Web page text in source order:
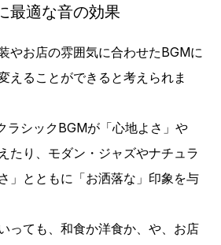
最適な音の効果
やお店の雰囲気に合わせたBGMに
えることができると考えられま
ラシックBGMが「心地よさ」や
たり、モダン・ジャズやナチュラ
」とともに「お洒落な」印象を与
っても、和食か洋食か、や、お店